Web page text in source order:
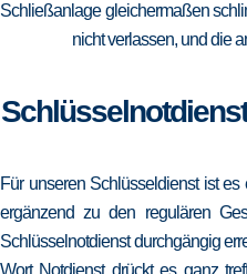
Schließanlage gleichermaßen
nicht verlassen, und die
Für unseren Schlüsseldienst ist
ergänzend zu den regulären
Schlüsselnotdienst durchgängig
Wort Notdienst drückt es ganz